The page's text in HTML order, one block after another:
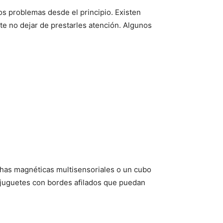
problemas desde el principio. Existen
no dejar de prestarles atención. Algunos
magnéticas multisensoriales o un cubo
con bordes afilados que puedan